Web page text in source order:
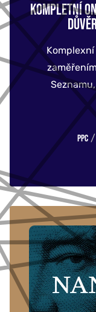
KOMPLETNÍ
PPC /